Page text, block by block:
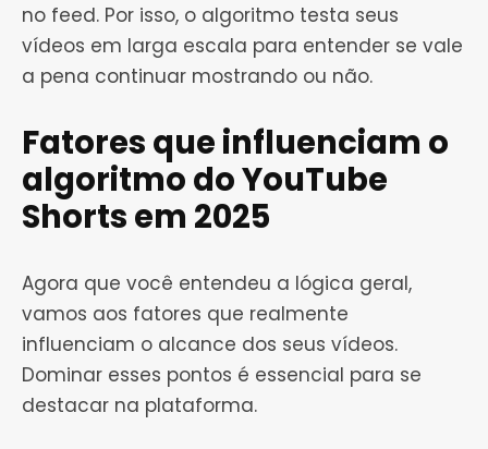
no feed. Por isso, o algoritmo testa seus
vídeos em larga escala para entender se vale
a pena continuar mostrando ou não.
Fatores que influenciam o
algoritmo do YouTube
Shorts em 2025
Agora que você entendeu a lógica geral,
vamos aos fatores que realmente
influenciam o alcance dos seus vídeos.
Dominar esses pontos é essencial para se
destacar na plataforma.